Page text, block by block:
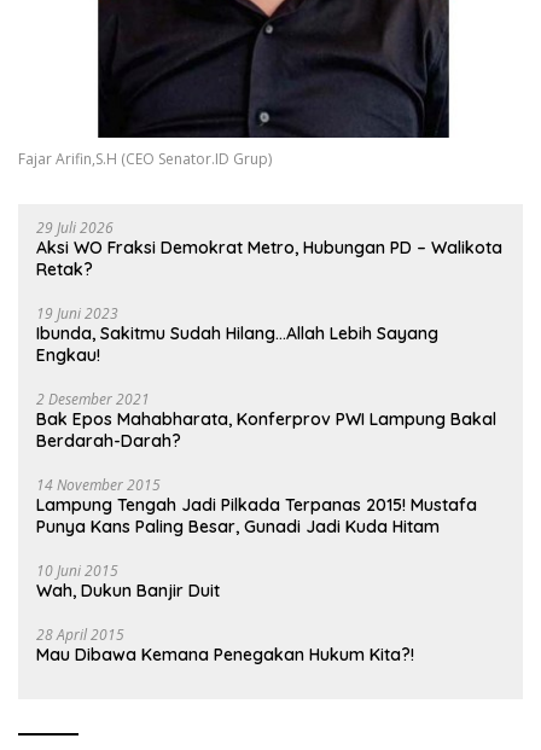
Fajar Arifin,S.H (CEO Senator.ID Grup)
29 Juli 2026
Aksi WO Fraksi Demokrat Metro, Hubungan PD – Walikota
Retak?
19 Juni 2023
Ibunda, Sakitmu Sudah Hilang…Allah Lebih Sayang
Engkau!
2 Desember 2021
Bak Epos Mahabharata, Konferprov PWI Lampung Bakal
Berdarah-Darah?
14 November 2015
Lampung Tengah Jadi Pilkada Terpanas 2015! Mustafa
Punya Kans Paling Besar, Gunadi Jadi Kuda Hitam
10 Juni 2015
Wah, Dukun Banjir Duit
28 April 2015
Mau Dibawa Kemana Penegakan Hukum Kita?!